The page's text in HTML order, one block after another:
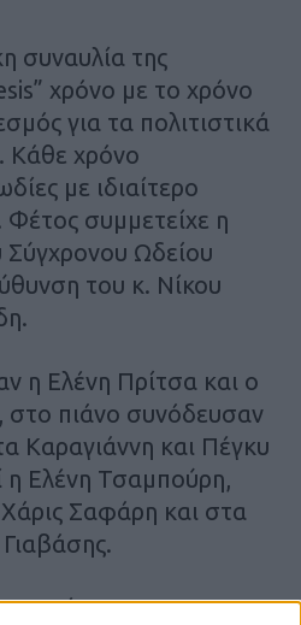
συναυλία της
χρόνο με το χρόνο
για τα πολιτιστικά
Κάθε χρόνο
με ιδιαίτερο
Φέτος συμμετείχε η
Ωδείου
του κ. Νίκου
η Ελένη Πρίτσα και ο
στο πιάνο συνόδευσαν
Καραγιάννη και Πέγκυ
η Ελένη Τσαμπούρη,
Σαφάρη και στα
στις